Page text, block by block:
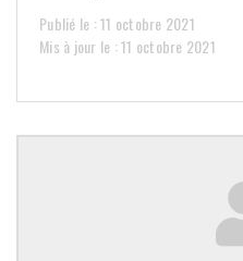
Publié le : 11 octobre 2021
Mis à jour le : 11 octobre 2021